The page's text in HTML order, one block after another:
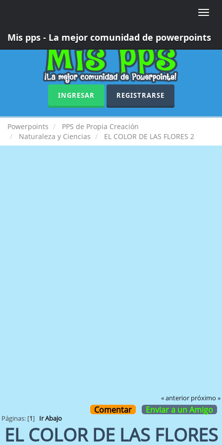
Toggle
Mis pps - La mejor comunidad de powerpoints
INGRESAR REGISTRARSE
Powerpoints
PPS de Propia Creación
Naturaleza y Ciencias
EL COLOR DE LAS FLORES 2
« anterior próximo »
Comentar Enviar a un Amigo
Páginas: [1] Ir Abajo
EL COLOR DE LAS FLORES